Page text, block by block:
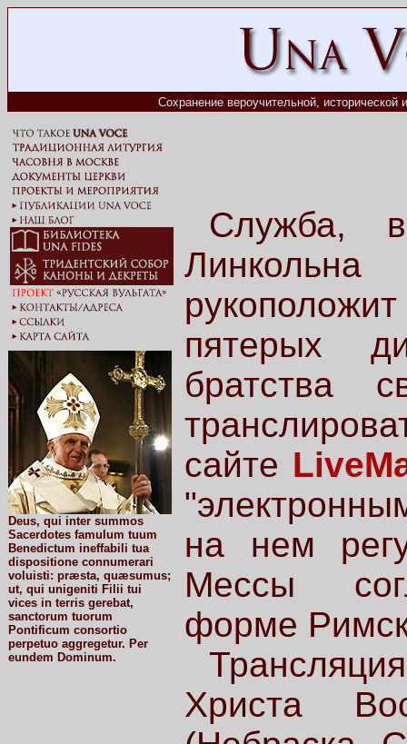
Сохранение вероучительной, исторической
Deus, qui inter summos
Sacerdotes famulum tuum
Benedictum ineffabili tua
dispositione connumerari
voluisti: præsta, quæsumus;
ut, qui unigeniti Filii tui
vices in terris gerebat,
sanctorum tuorum
Pontificum consortio
perpetuo aggregetur. Per
eundem Dominum.
Служба,
пятерых
братства
сайте
на нем
Мессы
форме
Христа